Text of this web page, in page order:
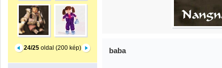
24/25 oldal (200 kép) baba